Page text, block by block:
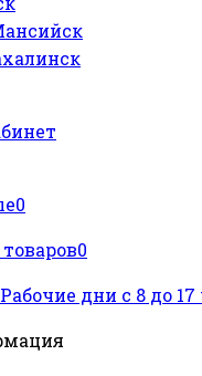
0
0
Рабочие дни с 8 до 17